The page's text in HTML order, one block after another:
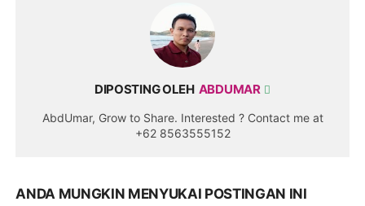
DIPOSTING OLEH ABDUMAR
AbdUmar, Grow to Share. Interested ? Contact me at
+62 8563555152
ANDA MUNGKIN MENYUKAI POSTINGAN INI